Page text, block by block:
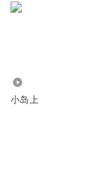
小岛上